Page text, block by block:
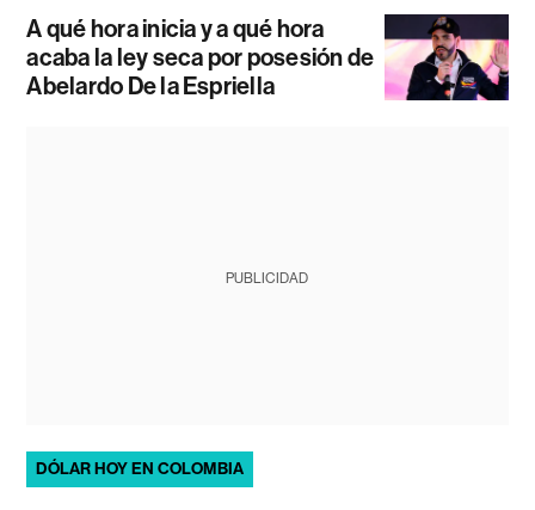
A qué hora inicia y a qué hora
acaba la ley seca por posesión de
Abelardo De la Espriella
PUBLICIDAD
DÓLAR HOY EN COLOMBIA